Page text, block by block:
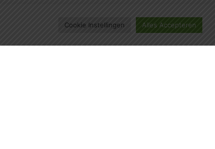
Cookie Instellingen Alles Accepteren